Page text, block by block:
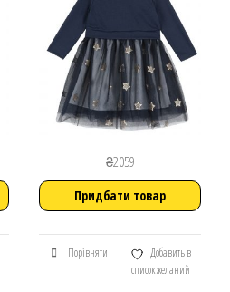
₴2059
Придбати товар
Порівняти
Добавить в
список желаний